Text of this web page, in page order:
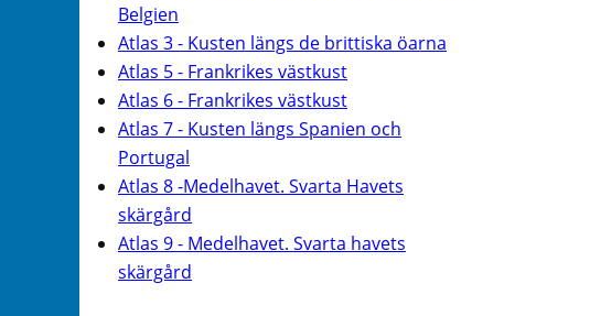
Belgien
Atlas 3 - Kusten längs de brittiska öarna
Atlas 5 - Frankrikes västkust
Atlas 6 - Frankrikes västkust
Atlas 7 - Kusten längs Spanien och
Portugal
Atlas 8 -Medelhavet. Svarta Havets
skärgård
Atlas 9 - Medelhavet. Svarta havets
skärgård